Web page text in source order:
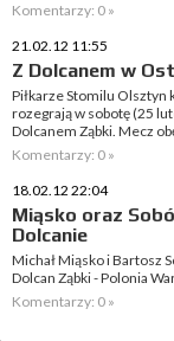
Komentarzy: 0 »
21.02.12 11:55
Z Dolcanem w
Piłkarze Stomilu
rozegrają w sobotę (25
Dolcanem Ząbki. Mecz
Komentarzy: 0 »
18.02.12 22:04
Miąsko oraz
Dolcanie
Michał Miąsko i Bartosz
Dolcan Ząbki - Polonia
Komentarzy: 0 »